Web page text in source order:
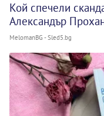
Кой спечели
Александър
MelomanBG - Sled5.bg